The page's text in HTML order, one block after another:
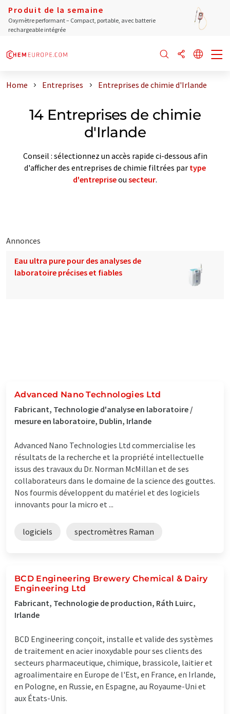
Produit de la semaine
Oxymètre performant – Compact, portable, avec batterie
rechargeable intégrée
Home Entreprises Entreprises de chimie d'Irlande
14 Entreprises de chimie
d'Irlande
Conseil : sélectionnez un accès rapide ci-dessous afin
d'afficher des entreprises de chimie filtrées par type
d'entrepriseou secteur.
Annonces
Eau ultra pure pour des analyses de
laboratoire précises et fiables
Advanced Nano Technologies Ltd
Fabricant, Technologie d'analyse en laboratoire /
mesure en laboratoire, Dublin, Irlande
Advanced Nano Technologies Ltd commercialise les
résultats de la recherche et la propriété intellectuelle
issus des travaux du Dr. Norman McMillan et de ses
collaborateurs dans le domaine de la science des gouttes.
Nos fourmis développent du matériel et des logiciels
innovants pour la micro et ...
logiciels spectromètres Raman
BCD Engineering Brewery Chemical & Dairy
Engineering Ltd
Fabricant, Technologie de production, Ráth Luirc,
Irlande
BCD Engineering conçoit, installe et valide des systèmes
de traitement en acier inoxydable pour ses clients des
secteurs pharmaceutique, chimique, brassicole, laitier et
agroalimentaire en Europe de l'Est, en France, en Irlande,
en Pologne, en Russie, en Espagne, au Royaume-Uni et
aux États-Unis.